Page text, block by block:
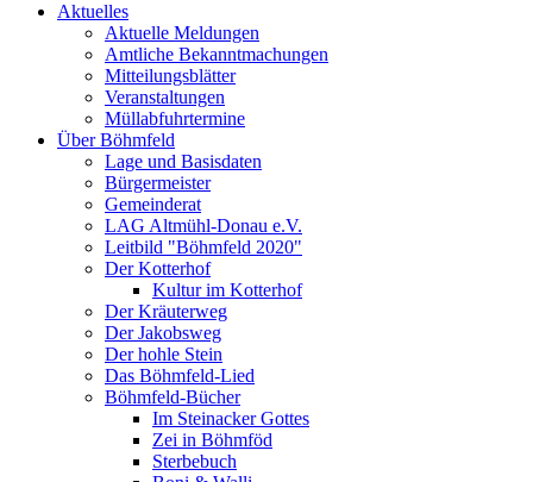
Aktuelles
Aktuelle Meldungen
Amtliche Bekanntmachungen
Mitteilungsblätter
Veranstaltungen
Müllabfuhrtermine
Über Böhmfeld
Lage und Basisdaten
Bürgermeister
Gemeinderat
LAG Altmühl-Donau e.V.
Leitbild "Böhmfeld 2020"
Der Kotterhof
Kultur im Kotterhof
Der Kräuterweg
Der Jakobsweg
Der hohle Stein
Das Böhmfeld-Lied
Böhmfeld-Bücher
Im Steinacker Gottes
Zei in Böhmföd
Sterbebuch